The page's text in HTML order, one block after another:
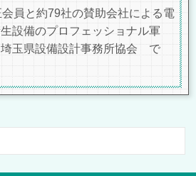
員と約79社の賛助会社による電
設備のプロフェッショナル軍
玉県設備設計事務所協会 で